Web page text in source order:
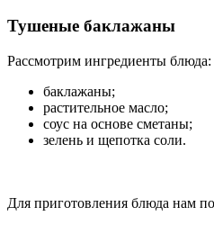
Тушеные баклажаны
Рассмотрим ингредиенты блюда:
баклажаны;
растительное масло;
соус на основе сметаны;
зелень и щепотка соли.
Для приготовления блюда нам